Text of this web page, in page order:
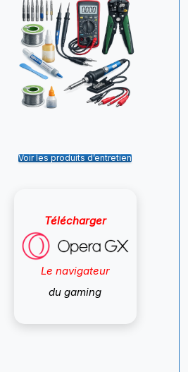
Voir les produits d’entretien
Télécharger
Le navigateur
du gaming